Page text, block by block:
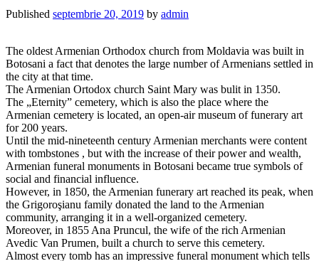
Published septembrie 20, 2019 by admin
The oldest Armenian Orthodox church from Moldavia was built in
Botosani a fact that denotes the large number of Armenians settled in
the city at that time.
The Armenian Ortodox church Saint Mary was bulit in 1350.
The „Eternity” cemetery, which is also the place where the
Armenian cemetery is located, an open-air museum of funerary art
for 200 years.
Until the mid-nineteenth century Armenian merchants were content
with tombstones , but with the increase of their power and wealth,
Armenian funeral monuments in Botosani became true symbols of
social and financial influence.
However, in 1850, the Armenian funerary art reached its peak, when
the Grigoroşianu family donated the land to the Armenian
community, arranging it in a well-organized cemetery.
Moreover, in 1855 Ana Pruncul, the wife of the rich Armenian
Avedic Van Prumen, built a church to serve this cemetery.
Almost every tomb has an impressive funeral monument which tells